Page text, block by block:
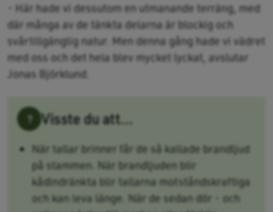
- Här hade vi dessutom en utmanande terräng, med
där många av de tänkta delarna är blockig och
svårtillgänglig natur. Men denna gång hade vi vädret
med oss och det hela blev mycket lyckat, avslutar
Jonas Björklund.
Visste du att...
När tallar brinner får de så kallade brandljud
på stammen. När brandljuden blir
kådindränkta blir tallarna motståndskraftiga
och kan leva länge. När de sedan dör - och